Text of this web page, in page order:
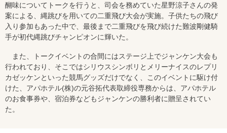
醐味についてトークを行うと、司会を務めていた星野涼子さんの発
案による、縄跳びを用いての二重飛び大会が実施。子供たちの飛び
入り参加もあった中で、最後まで二重飛びを飛び続けた難波剛健騎
手が初代縄跳びチャンピオンに輝いた。
また、トークイベントの合間にはステージ上でジャンケン大会も
行われており、そこではシリウスシンボリとメリーナイスのレプリ
カゼッケンといった競馬グッズだけでなく、このイベントに駆け付
けた、アパホテル(株)の元谷拓代表取締役専務からは、アパホテル
のお食事券や、宿泊券などもジャンケンの勝利者に贈呈されてい
た。